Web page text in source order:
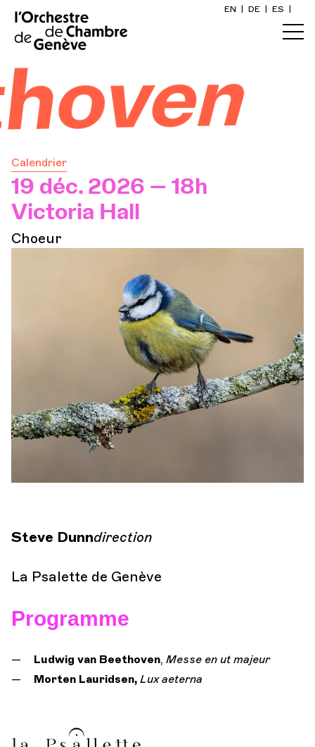
EN DE ES
Calendrier
19 déc. 2026 — 18h
Victoria Hall
Choeur
Steve Dunndirection
La Psalette de Genève
Programme
Ludwig van Beethoven, Messe en ut majeur
Morten Lauridsen, Lux aeterna
Accueil
Calendrier
Infos pratiques
Explorer
L'OCG
Espace Pro
Se connecter